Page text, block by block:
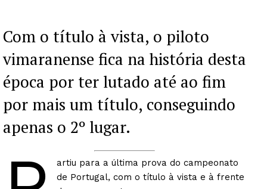
Com o título à vista, o piloto
vimaranense fica na história desta
época por ter lutado até ao fim
por mais um título, conseguindo
apenas o 2º lugar.
artiu para a última prova do campeonato
de Portugal, com o título à vista e à frente